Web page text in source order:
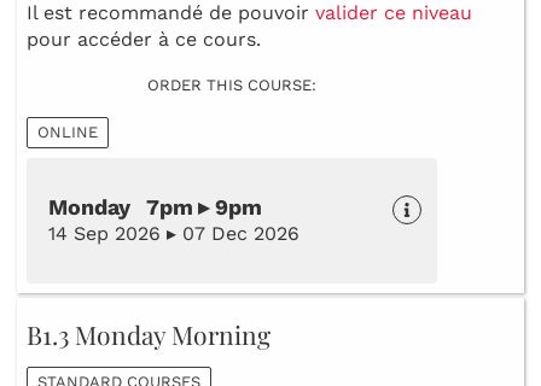
Il est recommandé de pouvoir valider ce niveau
pour accéder à ce cours.
ORDER THIS COURSE:
ONLINE
Monday 7pm ▸ 9pm
14 Sep 2026 ▸ 07 Dec 2026
B1.3 Monday Morning
STANDARD COURSES